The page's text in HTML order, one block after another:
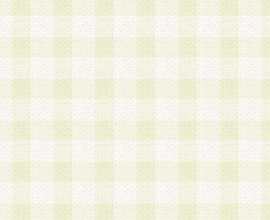
第3条 会員の登録方法
1.会員登録手続きは、会員登録希望者本人が行う
る登録は一切認められないものとします。
2.会員登録希望者は、本規約に同意の後、当社指
画 面」において、当社が指定する必要事項を入
を行うものとします。当社は、会員登録を承認し
会員として本サービスを 受けるためのログイン
を付与します。
3.会員は、会員登録の際に申告する登録情報の全
いかなる虚偽の申告をも行ってはならないものと
4.会員は、複数のログインＩＤおよびパスワード
いものとします。